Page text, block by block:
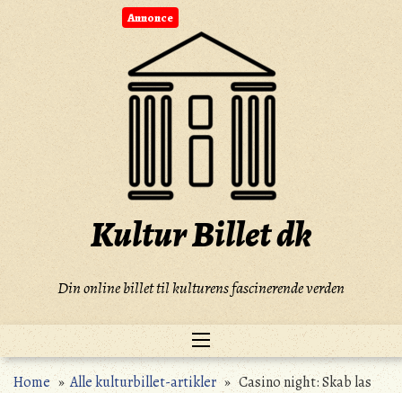
to
Annonce
Kultur Billet dk
Din online billet til kulturens fascinerende verden
Home»Alle kulturbillet-artikler» Casino night: Skab las